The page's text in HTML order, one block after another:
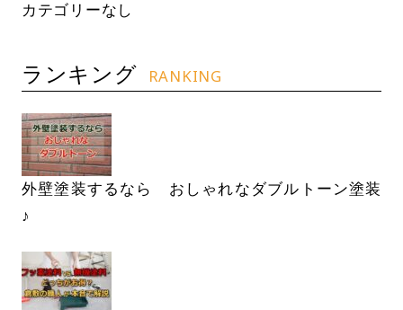
カテゴリーなし
ランキング RANKING
外壁塗装するなら おしゃれなダブルトーン塗装
♪